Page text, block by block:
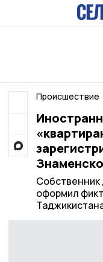
Происшествие
Собственник
оформил